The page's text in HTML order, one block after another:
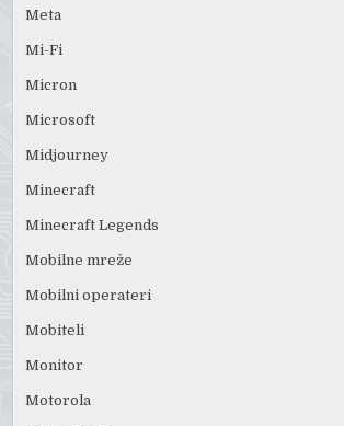
Meta
Mi-Fi
Micron
Microsoft
Midjourney
Minecraft
Minecraft Legends
Mobilne mreže
Mobilni operateri
Mobiteli
Monitor
Motorola